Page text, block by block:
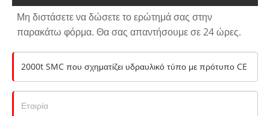
Μη διστάσετε να δώσετε το ερώτημά σας στην
παρακάτω φόρμα. Θα σας απαντήσουμε σε 24 ώρες.